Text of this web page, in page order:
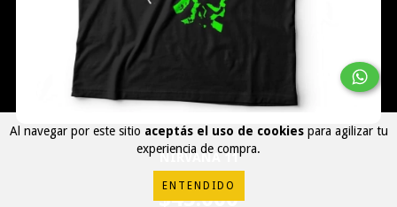
Al navegar por este sitio aceptás el uso de cookiespara agilizar tu
experiencia de compra.
ENTENDIDO
NIRVANA 11
$45.000